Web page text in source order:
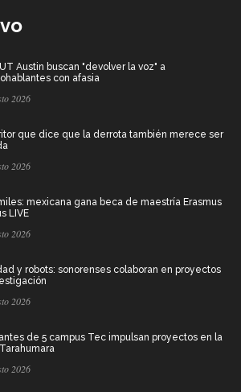
Austin buscan "devolver la voz" a
con afasia
2026
que dice que la derrota también merece ser
2026
mexicana gana beca de maestría Erasmus
LIVE
2026
y robots: sonorenses colaboran en proyectos
2026
de 5 campus Tec impulsan proyectos en la
2026